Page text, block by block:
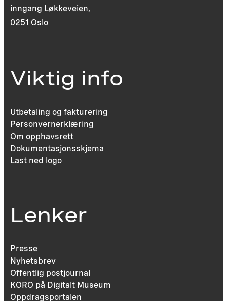
inngang Løkkeveien,
0251 Oslo
Viktig info
Utbetaling og fakturering
Personvernerklæring
Om opphavsrett
Dokumentasjonsskjema
Last ned logo
Lenker
Presse
Nyhetsbrev
Offentlig postjournal
KORO på Digitalt Museum
Oppdragsportalen